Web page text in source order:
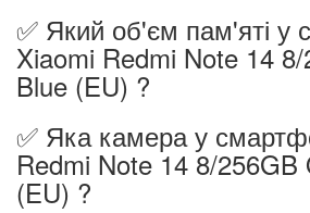
✅ Який об'єм пам'яті у
Xiaomi Redmi Note 14
Blue (EU) ?
✅ Яка камера у
Redmi Note 14 8/256GB
(EU) ?